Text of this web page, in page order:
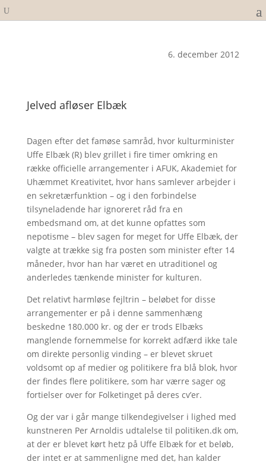
6. december 2012
Jelved afløser Elbæk
Dagen efter det famøse samråd, hvor kulturminister
Uffe Elbæk (R) blev grillet i fire timer omkring en
række officielle arrangementer i AFUK, Akademiet for
Uhæmmet Kreativitet, hvor hans samlever arbejder i
en sekretærfunktion – og i den forbindelse
tilsyneladende har ignoreret råd fra en
embedsmand om, at det kunne opfattes som
nepotisme – blev sagen for meget for Uffe Elbæk, der
valgte at trække sig fra posten som minister efter 14
måneder, hvor han har været en utraditionel og
anderledes tænkende minister for kulturen.
Det relativt harmløse fejltrin – beløbet for disse
arrangementer er på i denne sammenhæng
beskedne 180.000 kr. og der er trods Elbæks
manglende fornemmelse for korrekt adfærd ikke tale
om direkte personlig vinding – er blevet skruet
voldsomt op af medier og politikere fra blå blok, hvor
der findes flere politikere, som har værre sager og
fortielser over for Folketinget på deres cv’er.
Og der var i går mange tilkendegivelser i lighed med
kunstneren Per Arnoldis udtalelse til politiken.dk om,
at der er blevet kørt hetz på Uffe Elbæk for et beløb,
der intet er at sammenligne med det, han kalder